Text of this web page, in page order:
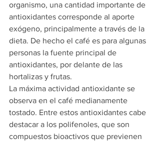
organismo, una cantidad importante de
antioxidantes corresponde al aporte
exógeno, principalmente a través de la
dieta. De hecho el café es para algunas
personas la fuente principal de
antioxidantes, por delante de las
hortalizas y frutas.
La máxima actividad antioxidante se
observa en el café medianamente
tostado. Entre estos antioxidantes cabe
destacar a los polifenoles, que son
compuestos bioactivos que previenen